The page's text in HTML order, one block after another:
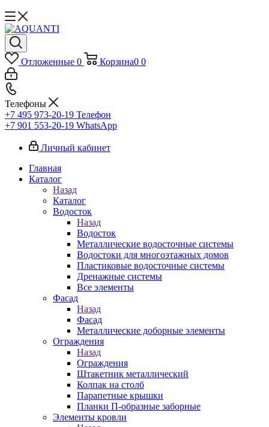
Отложенные 0 Корзина0 0
Телефоны
+7 495 973-20-19 Телефон
+7 901 553-20-19 WhatsApp
Личный кабинет
Главная
Каталог
Назад
Каталог
Водосток
Назад
Водосток
Металлические водосточные системы
Водостоки для многоэтажных домов
Пластиковые водосточные системы
Дренажные системы
Все элементы
Фасад
Назад
Фасад
Металлические доборные элементы
Ограждения
Назад
Ограждения
Штакетник металлический
Колпак на столб
Парапетные крышки
Планки П-образные заборные
Элементы кровли